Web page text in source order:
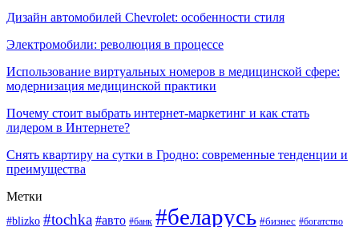
Дизайн автомобилей Chevrolet: особенности стиля
Электромобили: революция в процессе
Использование виртуальных номеров в медицинской сфере:
модернизация медицинской практики
Почему стоит выбрать интернет-маркетинг и как стать
лидером в Интернете?
Снять квартиру на сутки в Гродно: современные тенденции и
преимущества
Метки
#blizko #tochka #авто #банк #беларусь #бизнес #богатство